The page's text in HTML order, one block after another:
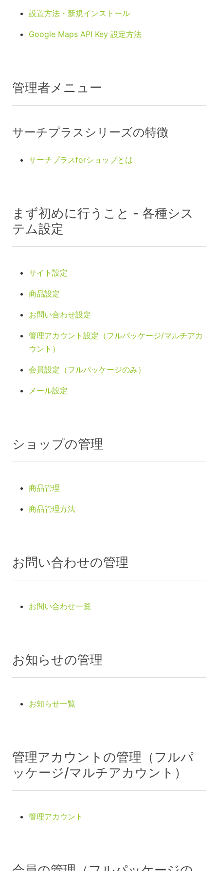
設置方法・新規インストール
Google Maps API Key 設定方法
管理者メニュー
サーチプラスシリーズの特徴
サーチプラスforショップとは
まず初めに行うこと - 各種シス
テム設定
サイト設定
商品設定
お問い合わせ設定
管理アカウント設定（フルパッケージ/マルチアカ
ウント）
会員設定（フルパッケージのみ）
メール設定
ショップの管理
商品管理
商品管理方法
お問い合わせの管理
お問い合わせ一覧
お知らせの管理
お知らせ一覧
管理アカウントの管理（フルパ
ッケージ/マルチアカウント）
管理アカウント